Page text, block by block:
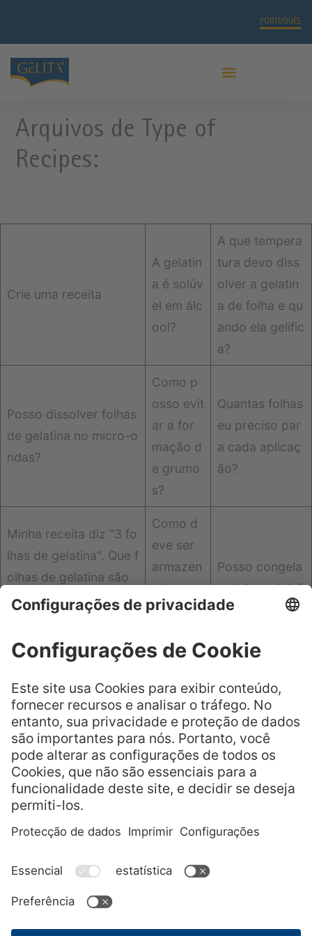
PORTUGUÊS
Arquivos de Type of
Recipes:
Crie uma receita
A gelatin
a é solúv
el em álc
ool?
A que tempera
tura devo diss
olver a gelatin
a de folha e qu
ando ela gelific
a?
Posso dissolver folhas
de gelatina no micro-o
ndas?
Como p
osso evit
ar a for
mação d
e grumo
s?
Quantas folhas
eu preciso par
a cada aplicaç
ão?
Minha receita diz "3 fo
lhas de gelatina". Que f
olhas de gelatina são
exatamente as referid
Como d
eve ser
armazen
ada a ge
latina em
Posso congela
r minha geleia?
Quero retirar meu pudi
m. Como posso garan
tir que ele está firme o
suficiente e como pos
so tirá-lo do molde?